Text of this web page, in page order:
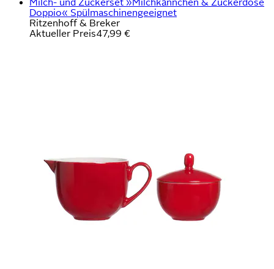
Doppio« Spülmaschinengeeignet
Ritzenhoff & Breker
Aktueller Preis47,99 €